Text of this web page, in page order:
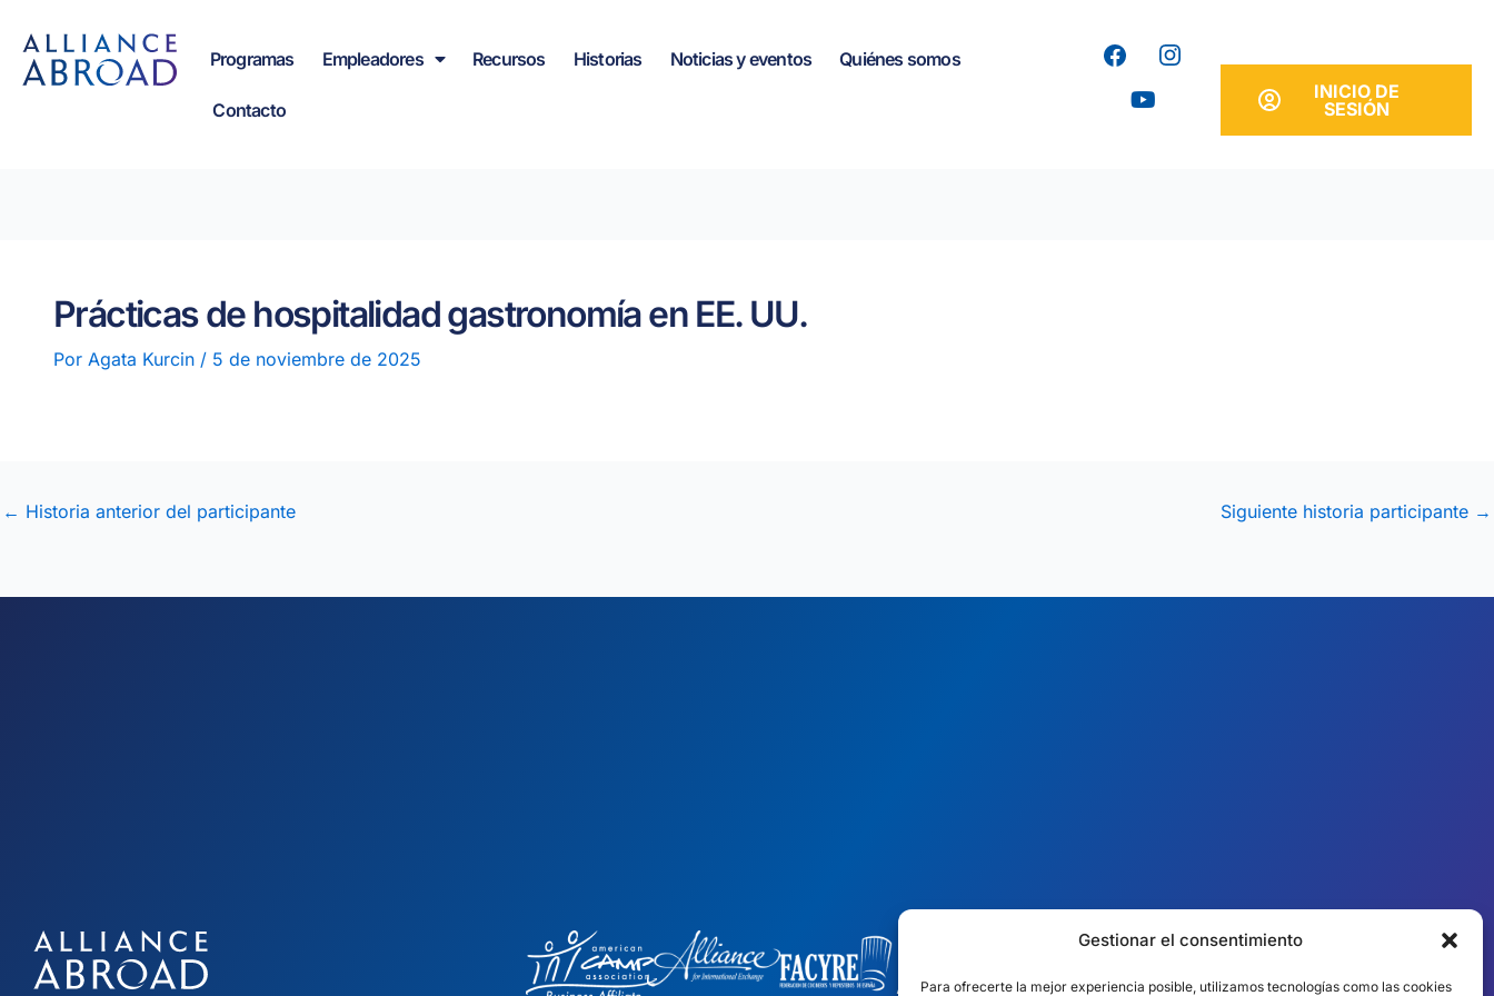
Gestionar el consentimiento
Para ofrecerte la mejor experiencia posible, utilizamos tecnologías como las cookies
contenido
Programas Empleadores Recursos Historias Noticias y eventos Quiénes somos
Contacto
u
t
INICIO DE
SESIÓN
Prácticas de hospitalidad gastronomía en EE. UU.
Por Agata Kurcin / 5 de noviembre de 2025
← Historia anterior del participante Siguiente historia participante →
︎ PRESENCIA MUNDIAL
Equipos locales en